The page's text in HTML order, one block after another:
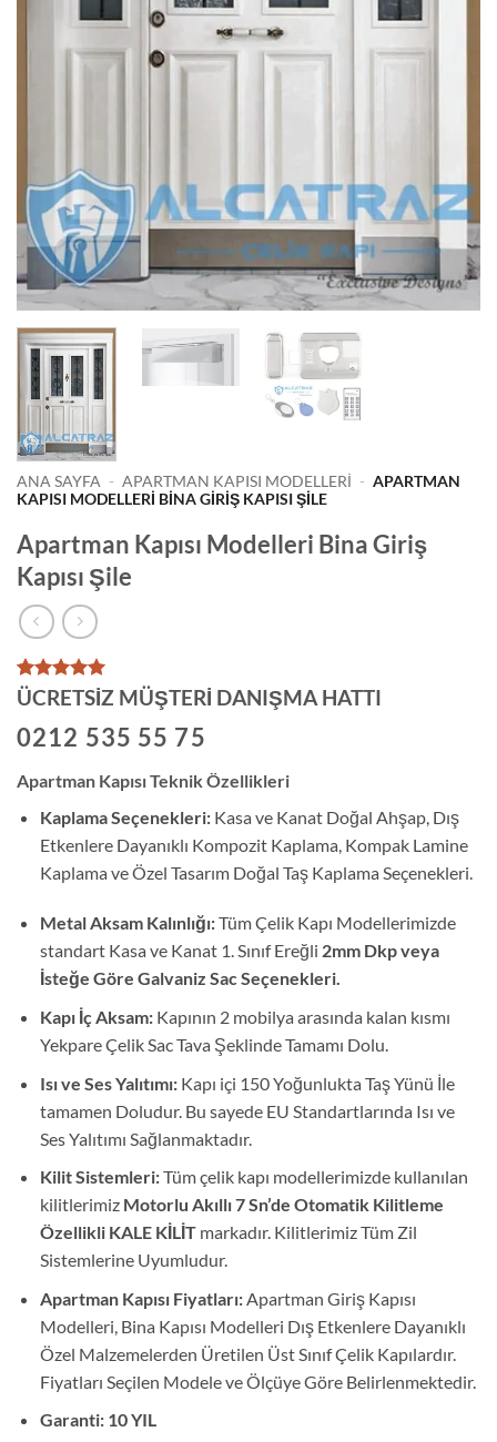
ANA SAYFA - APARTMAN KAPISI MODELLERI - APARTMAN
KAPISI MODELLERI BINA GIRIŞ KAPISI ŞILE
Apartman Kapısı Modelleri Bina Giriş
Kapısı Şile
1
müşteri
puanına
dayanarak
5 üzerinden
ÜCRETSİZ MÜŞTERİ DANIŞMA HATTI
0212 535 55 75
Apartman Kapısı Teknik Özellikleri
Kaplama Seçenekleri: Kasa ve Kanat Doğal Ahşap, Dış
Etkenlere Dayanıklı Kompozit Kaplama, Kompak Lamine
Kaplama ve Özel Tasarım Doğal Taş Kaplama Seçenekleri.
Metal Aksam Kalınlığı:Tüm Çelik Kapı Modellerimizde
standart Kasa ve Kanat 1. Sınıf Ereğli 2mm Dkp veya
İsteğe Göre Galvaniz Sac Seçenekleri.
Kapı İç Aksam:Kapının 2 mobilya arasında kalan kısmı
Yekpare Çelik Sac Tava Şeklinde Tamamı Dolu.
Isı ve Ses Yalıtımı:Kapı içi 150 Yoğunlukta Taş Yünü İle
tamamen Doludur. Bu sayede EU Standartlarında Isı ve
Ses Yalıtımı Sağlanmaktadır.
Kilit Sistemleri:Tüm çelik kapı modellerimizde kullanılan
kilitlerimiz Motorlu Akıllı 7 Sn’de Otomatik Kilitleme
Özellikli KALE KİLİT markadır. Kilitlerimiz Tüm Zil
Sistemlerine Uyumludur.
Apartman Kapısı Fiyatları:Apartman Giriş Kapısı
Modelleri, Bina Kapısı Modelleri Dış Etkenlere Dayanıklı
Özel Malzemelerden Üretilen Üst Sınıf Çelik Kapılardır.
Fiyatları Seçilen Modele ve Ölçüye Göre Belirlenmektedir.
Garanti: 10 YIL